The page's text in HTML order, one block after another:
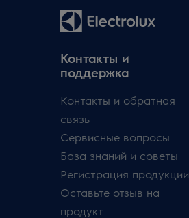
Контакты и
поддержка
Контакты и обратная
связь
Сервисные вопросы
База знаний и советы
Регистрация продукции
Оставьте отзыв на
продукт